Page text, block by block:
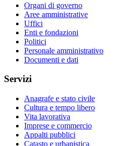
Organi di governo
Aree amministrative
Uffici
Enti e fondazioni
Politici
Personale amministrativo
Documenti e dati
Servizi
Anagrafe e stato civile
Cultura e tempo libero
Vita lavorativa
Imprese e commercio
Appalti pubblici
Catasto e urbanistica